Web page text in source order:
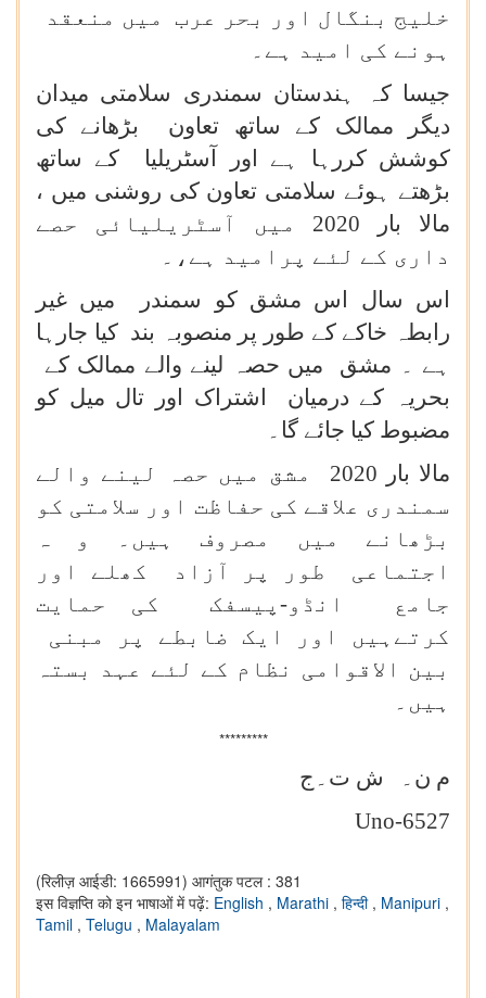
خلیج بنگال اور بحر عرب میں منعقد
ہونے کی امید ہے۔
جیسا کہ ہندستان سمندری سلامتی میدان
دیگر ممالک کے ساتھ تعاون بڑھانے کی
کوشش کررہا ہے اور آسٹریلیا کے ساتھ
بڑھتے ہوئے سلامتی تعاون کی روشنی میں ،
مالا بار 2020 میں آسٹریلیائی حصے
داری کے لئے پرامید ہے،۔
اس سال اس مشق کو سمندر میں غیر
رابطہ خاکے کے طور پر منصوبہ بند کیا جارہا
ہے ۔ مشق میں حصہ لینے والے ممالک کے
بحریہ کے درمیان اشتراک اور تال میل کو
مضبوط کیا جائے گا۔
مالا بار 2020 مشق میں حصہ لینے والے
سمندری علاقے کی حفاظت اور سلامتی کو
بڑھانے میں مصروف ہیں۔ و ہ
اجتماعی طور پر آزاد کھلے اور
جامع انڈو-پیسفک کی حمایت
کرتےہیں اور ایک ضابطے پر مبنی
بین الاقوامی نظام کے لئے عہد بستہ
ہیں۔
*********
م ن۔ ش ت۔ج
Uno-6527
(रिलीज़ आईडी: 1665991) आगंतुक पटल : 381
इस विज्ञप्ति को इन भाषाओं में पढ़ें: English , Marathi , हिन्दी , Manipuri ,
Tamil , Telugu , Malayalam